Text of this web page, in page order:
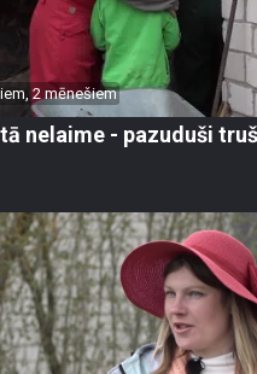
2 mēnešiem
nelaime - pazuduši